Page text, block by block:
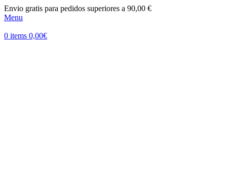
Envio gratis para pedidos superiores a 90,00 €
Menu
0 items 0,00€